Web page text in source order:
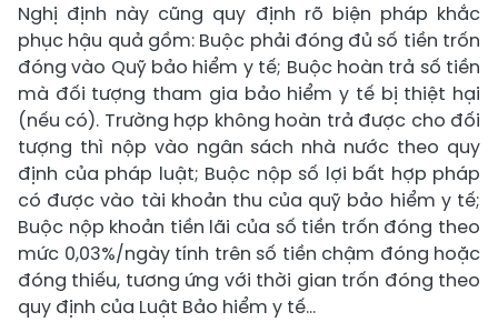
Nghị định này cũng quy định rõ biện pháp khắc
phục hậu quả gồm: Buộc phải đóng đủ số tiền trốn
đóng vào Quỹ bảo hiểm y tế; Buộc hoàn trả số tiền
mà đối tượng tham gia bảo hiểm y tế bị thiệt hại
(nếu có). Trường hợp không hoàn trả được cho đối
tượng thì nộp vào ngân sách nhà nước theo quy
định của pháp luật; Buộc nộp số lợi bất hợp pháp
có được vào tài khoản thu của quỹ bảo hiểm y tế;
Buộc nộp khoản tiền lãi của số tiền trốn đóng theo
mức 0,03%/ngày tính trên số tiền chậm đóng hoặc
đóng thiếu, tương ứng với thời gian trốn đóng theo
quy định của Luật Bảo hiểm y tế...